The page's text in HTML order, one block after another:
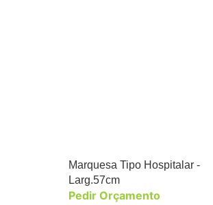
Marquesa Tipo Hospitalar -
Larg.57cm
Pedir Orçamento